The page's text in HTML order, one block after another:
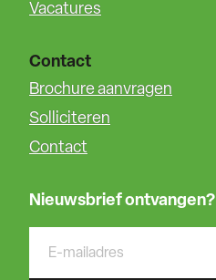
Vacatures
Contact
Brochure aanvragen
Solliciteren
Contact
Nieuwsbrief ontvangen?